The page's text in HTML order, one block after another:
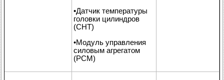
•Датчик температуры
головки цилиндров
(СНТ)
•Модуль управления
силовым агрегатом
(РСМ)